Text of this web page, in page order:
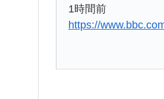
1時間前
https://